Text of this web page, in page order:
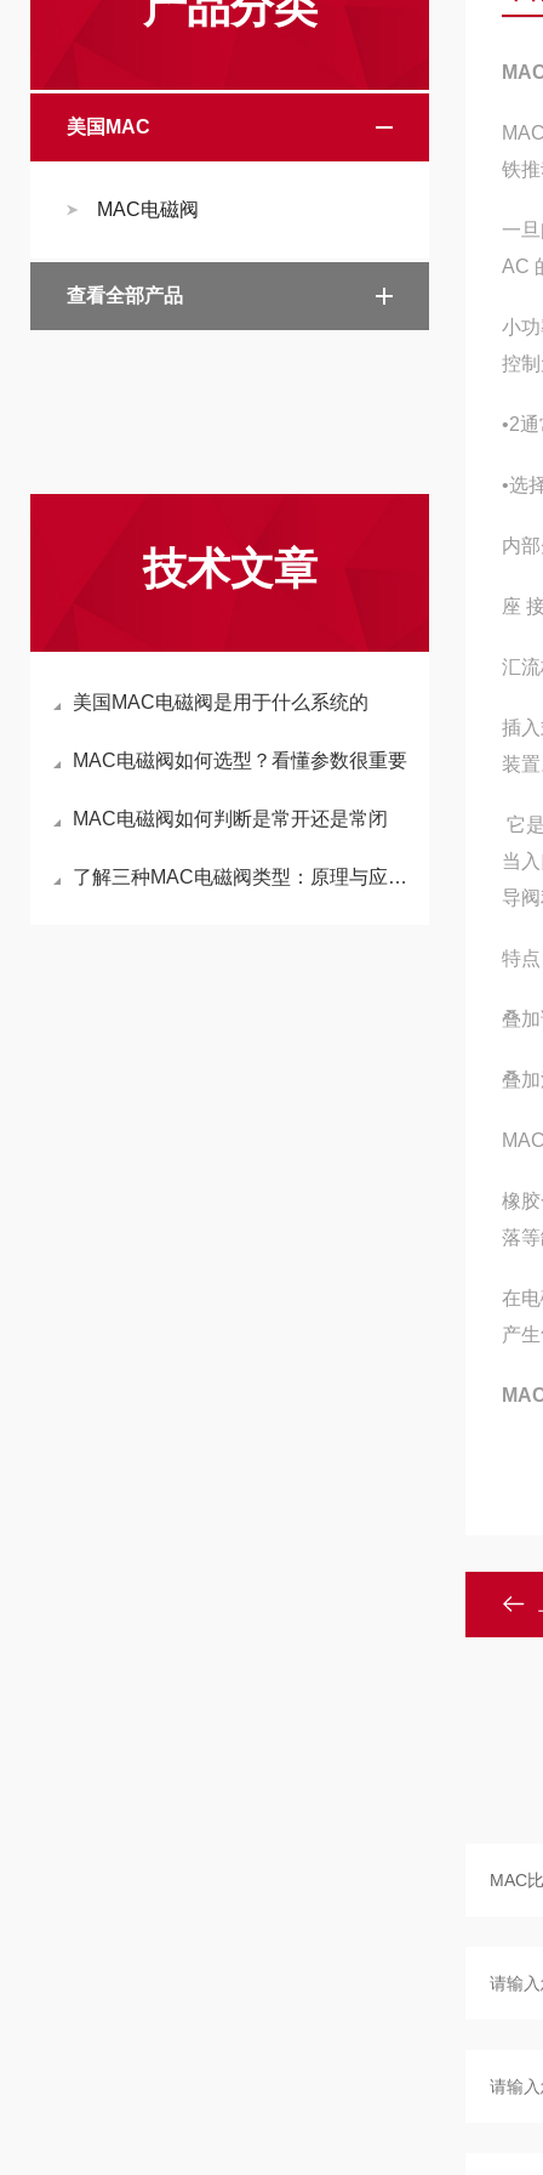
美国MAC
MAC电磁阀
查看全部产品
技术文章
美国MAC电磁阀是用于什么系统的
MAC电磁阀如何选型？看懂参数很重要
MAC电磁阀如何判断是常开还是常闭
了解三种MAC电磁阀类型：原理与应用解析
铁
一
AC
小
控
•2
•选
内
座
汇
插
装
它
当
导
特
叠
叠
橡
落
在
产